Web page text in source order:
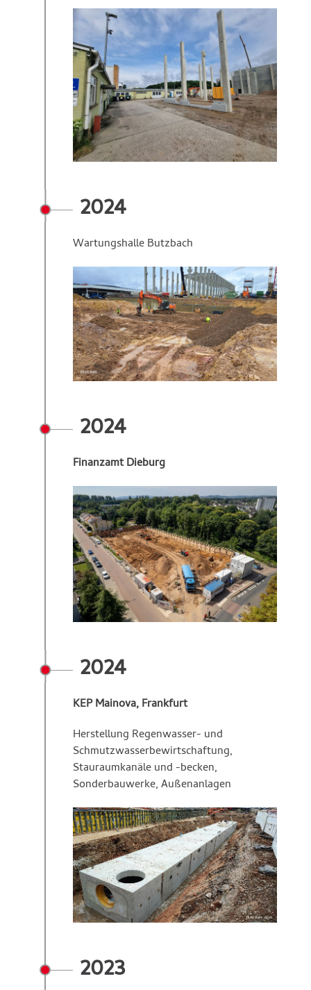
2024
Wartungshalle Butzbach
2024
Finanzamt Dieburg
2024
KEP Mainova, Frankfurt
Herstellung Regenwasser- und
Schmutzwasserbewirtschaftung,
Stauraumkanäle und -becken,
Sonderbauwerke, Außenanlagen
2023